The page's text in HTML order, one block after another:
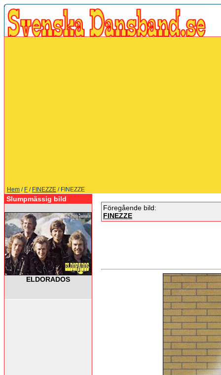
Hem / F / FINEZZE / FINEZZE
Slumpmässig bild
ELDORADOS
Föregående bild:
FINEZZE